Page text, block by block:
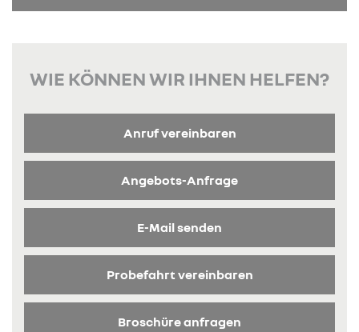
WIE KÖNNEN WIR IHNEN HELFEN?
Anruf vereinbaren
Angebots-Anfrage
E-Mail senden
Probefahrt vereinbaren
Broschüre anfragen